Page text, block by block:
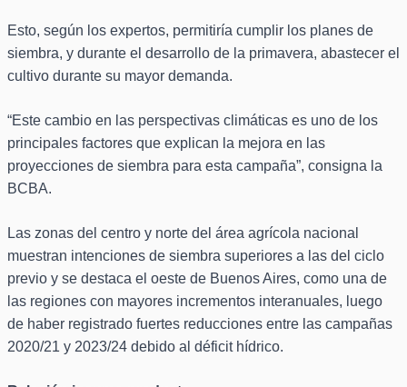
Esto, según los expertos, permitiría cumplir los planes de
siembra, y durante el desarrollo de la primavera, abastecer el
cultivo durante su mayor demanda.
“Este cambio en las perspectivas climáticas es uno de los
principales factores que explican la mejora en las
proyecciones de siembra para esta campaña”, consigna la
BCBA.
Las zonas del centro y norte del área agrícola nacional
muestran intenciones de siembra superiores a las del ciclo
previo y se destaca el oeste de Buenos Aires, como una de
las regiones con mayores incrementos interanuales, luego
de haber registrado fuertes reducciones entre las campañas
2020/21 y 2023/24 debido al déficit hídrico.